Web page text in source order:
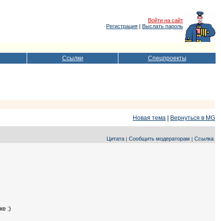
Войти на сайт
Регистрация | Выслать пароль
Ссылки Спецпроекты
Новая тема
Вернуться в MG
Цитата | Сообщить модераторам | Ссылка
:)